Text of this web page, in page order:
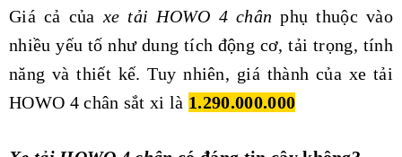
Giá cả của xe tải HOWO 4 chân phụ thuộc vào
nhiều yếu tố như dung tích động cơ, tải trọng, tính
năng và thiết kế. Tuy nhiên, giá thành của xe tải
HOWO 4 chân sắt xi là 1.290.000.000